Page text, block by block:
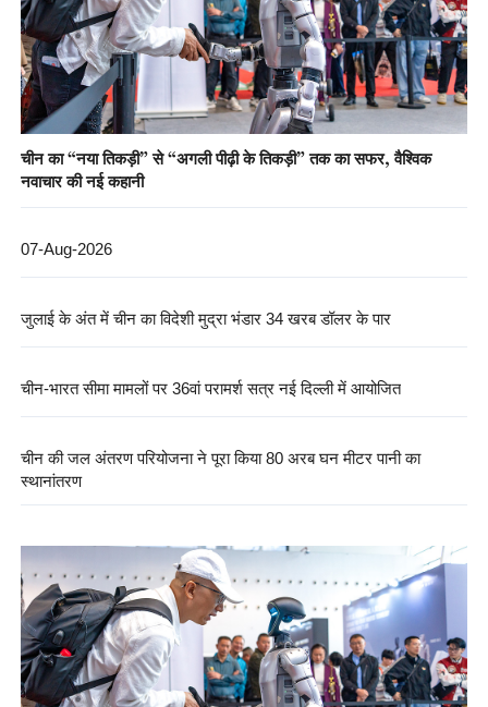
चीन का “नया तिकड़ी” से “अगली पीढ़ी के तिकड़ी” तक का सफर, वैश्विक
नवाचार की नई कहानी
07-Aug-2026
जुलाई के अंत में चीन का विदेशी मुद्रा भंडार 34 खरब डॉलर के पार
चीन-भारत सीमा मामलों पर 36वां परामर्श सत्र नई दिल्ली में आयोजित
चीन की जल अंतरण परियोजना ने पूरा किया 80 अरब घन मीटर पानी का
स्थानांतरण